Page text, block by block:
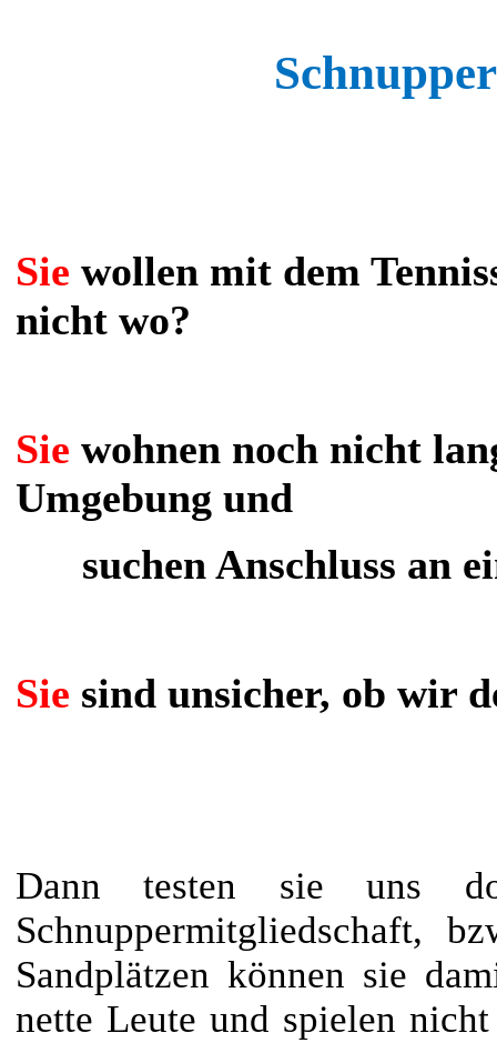
Sie wollen mit dem
nicht wo?
Sie wohnen noch nicht
Umgebung und
suchen Anschluss an
Sie sind unsicher, ob wir
Dann testen sie uns
Schnuppermitgliedschaft,
Sandplätzen können sie
nette Leute und spielen